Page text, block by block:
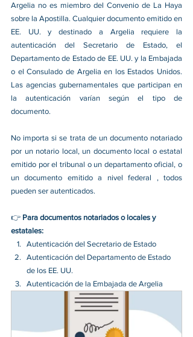
Argelia no es miembro del Convenio de La Haya
sobre la Apostilla. Cualquier documento emitido en
EE. UU. y destinado a Argelia requiere la
autenticación del Secretario de Estado, el
Departamento de Estado de EE. UU. y la Embajada
o el Consulado de Argelia en los Estados Unidos.
Las agencias gubernamentales que participan en
la autenticación varían según el tipo de
documento.
No importa si se trata de un documento notariado
por un notario local, un documento local o estatal
emitido por el tribunal o un departamento oficial, o
un documento emitido a nivel federal , todos
pueden ser autenticados.
👉 Para documentos notariados o locales y
estatales:
Autenticación del Secretario de Estado
Autenticación del Departamento de Estado
de los EE. UU.
Autenticación de la Embajada de Argelia